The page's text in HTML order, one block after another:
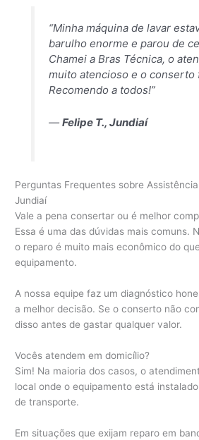
“Minha máquina de lavar
barulho enorme e parou de
Chamei a Bras Técnica, o
muito atencioso e o conserto
Recomendo a todos!”
— Felipe T., Jundiaí
Perguntas Frequentes sobre
Jundiaí
Vale a pena consertar ou é melhor
Essa é uma das dúvidas mais comuns.
o reparo é muito mais econômico do
equipamento.
A nossa equipe faz um diagnóstico
a melhor decisão. Se o conserto não
disso antes de gastar qualquer valor.
Vocês atendem em domicílio?
Sim! Na maioria dos casos, o
local onde o equipamento está
de transporte.
Em situações que exijam reparo em